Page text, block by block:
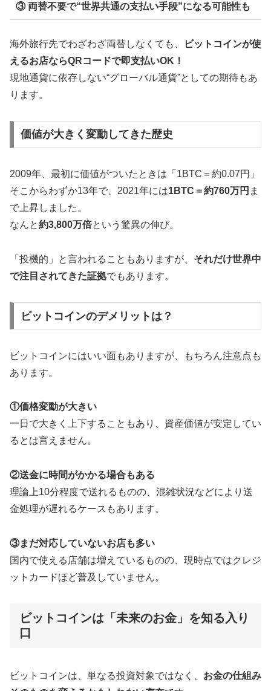
③ 両替不要で“世界共通の支払い手段”になる可能性も
海外旅行先でわざわざ両替しなくても、
ビットコインが使
えるお店ならQRコードで即支払いOK！
現地通貨に依存しない“グローバル通貨”としての期待もあ
ります。
価値が大きく変動してきた歴史
2009年、最初に価値がついたときは「1BTC＝約0.07円」
そこからわずか13年で、2021年には1BTC＝約760万円 ま
で上昇しました。
なんと約3,800万倍という驚異の伸び。
「投機的」と言われることもありますが、 それだけ世界中
で注目されてきた証拠でもあります。
ビットコインのデメリットは？
ビットコインにはいい面もありますが、もちろん注意点も
あります。
①価格変動が大きい
一日で大きく上下することもあり、資産価値が安定してい
るとは言えません。
②送金に時間がかかる場合もある
理論上10分程度で送れるものの、混雑状況などにより送
金処理が遅れるケースもあります。
③まだ対応していないお店も多い
国内で使える店舗は増えているものの、現時点ではクレジ
ットカードほど普及していません。
ビットコインは「未来のお金」を知る入り
口
ビットコインは、単なる投資対象ではなく、 お金の仕組み